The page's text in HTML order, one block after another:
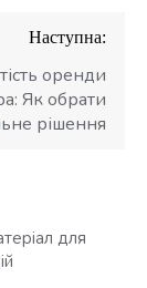
Наступна:
оренди
Як обрати
рішення
для